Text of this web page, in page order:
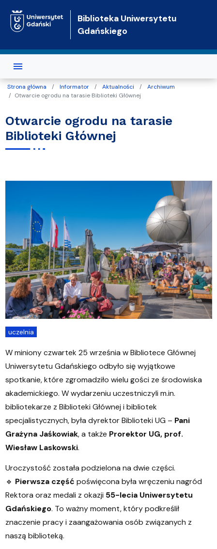
Biblioteka Uniwersytetu
Gdańskiego
Strona główna Informator Aktualności
Archiwum
Otwarcie ogrodu na tarasie Biblioteki Głównej
Otwarcie ogrodu na tarasie
Biblioteki Głównej
uczelnia
W miniony czwartek 25 września w Bibliotece Głównej
Uniwersytetu Gdańskiego odbyło się wyjątkowe
spotkanie, które zgromadziło wielu gości ze środowiska
akademickiego. W wydarzeniu uczestniczyli m.in.
bibliotekarze z Biblioteki Głównej i bibliotek
specjalistycznych, była dyrektor Biblioteki UG – Pani
Grażyna Jaśkowiak, a także Prorektor UG, prof.
Wiesław Laskowski.
Uroczystość została podzielona na dwie części.
🔹 Pierwsza część poświęcona była wręczeniu nagród
Rektora oraz medali z okazji 55-lecia Uniwersytetu
Gdańskiego. To ważny moment, który podkreślił
znaczenie pracy i zaangażowania osób związanych z
naszą biblioteką.